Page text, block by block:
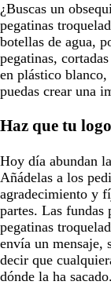
¿Buscas un
pegatinas
botellas de agua,
pegatinas,
en plástico
puedas crear una
Haz que tu
Hoy día abundan
Añádelas a los
agradecimiento y
partes. Las fundas
pegatinas
envía un mensaje,
decir que
dónde la ha sacado.